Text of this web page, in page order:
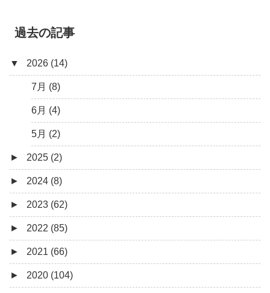
過去の記事
▼ 2026 (14)
7月 (8)
6月 (4)
5月 (2)
► 2025 (2)
12月 (1)
6月 (1)
► 2024 (8)
8月 (1)
7月 (1)
5月 (2)
4月 (3)
► 2023 (62)
9月 (1)
8月 (1)
7月 (8)
► 2022 (85)
12月 (3)
10月 (1)
► 2021 (66)
12月 (4)
► 2020 (104)